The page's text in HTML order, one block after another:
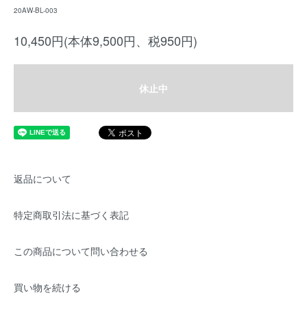
20AW-BL-003
10,450円(本体9,500円、税950円)
休止中
返品について
特定商取引法に基づく表記
この商品について問い合わせる
買い物を続ける